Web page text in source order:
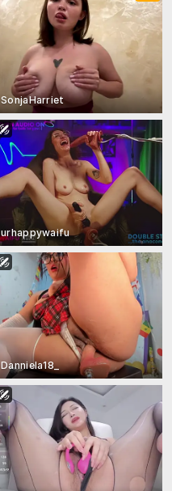
SonjaHarriet
urhappywaifu
Danniela18_